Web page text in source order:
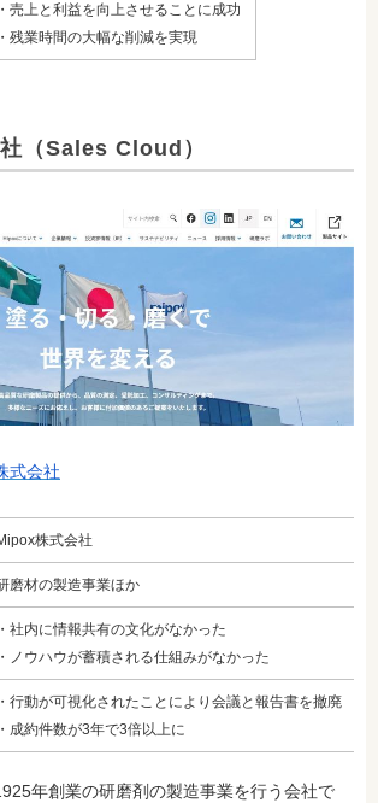
・売上と利益を向上させることに成功
・残業時間の大幅な削減を実現
（Sales Cloud）
式会社
株式会社
磨材の製造事業ほか
・社内に情報共有の文化がなかった
・ノウハウが蓄積される仕組みがなかった
・行動が可視化されたことにより会議と報告書を撤廃
・成約件数が3年で3倍以上に
年創業の研磨剤の製造事業を行う会社で